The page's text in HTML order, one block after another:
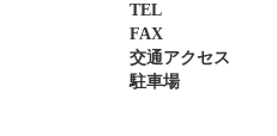
TEL
FAX
交通アクセス
駐車場